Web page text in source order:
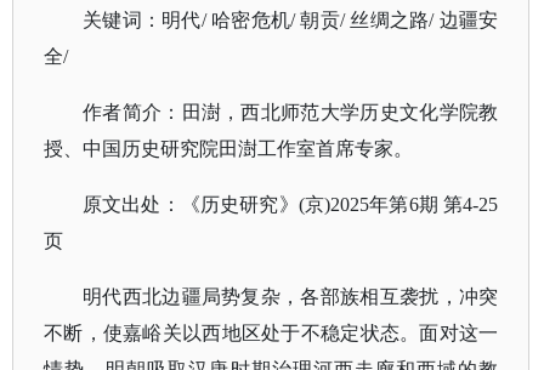
关键词：明代/ 哈密危机/ 朝贡/ 丝绸之路/ 边疆安
全/
作者简介：田澍，西北师范大学历史文化学院教
授、中国历史研究院田澍工作室首席专家。
原文出处：《历史研究》 (京)2025年第6期 第4-25
页
明代西北边疆局势复杂，各部族相互袭扰，冲突
不断，使嘉峪关以西地区处于不稳定状态。面对这一